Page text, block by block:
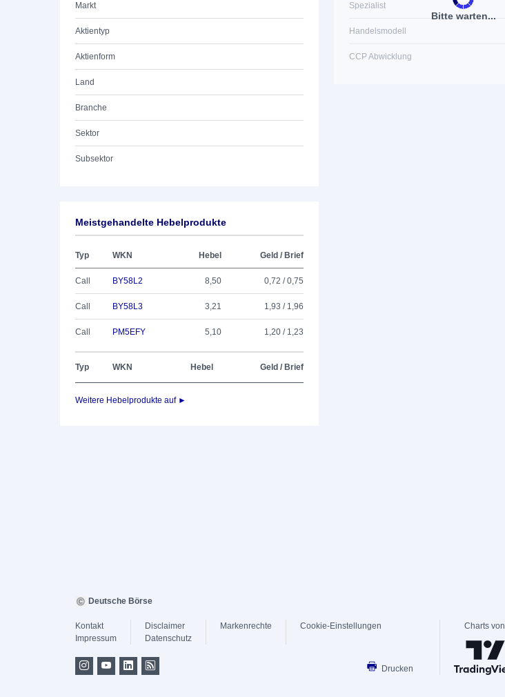
Markt
Aktientyp
Aktienform
Land
Branche
Sektor
Subsektor
Bitte warten...
Spezialist
Handelsmodell
CCP Abwicklung
Meistgehandelte Hebelprodukte
Typ WKN Hebel Geld / Brief
Call BY58L2 8,50 0,72 / 0,75
Call BY58L3 3,21 1,93 / 1,96
Call PM5EFY 5,10 1,20 / 1,23
Typ WKN Hebel Geld / Brief
Weitere Hebelprodukte auf ►
Deutsche Börse
Kontakt
Impressum
Disclaimer
Datenschutz
Markenrechte Cookie-Einstellungen
Drucken
Charts von